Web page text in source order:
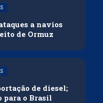
a navios
de Ormuz
de diesel;
para o Brasil